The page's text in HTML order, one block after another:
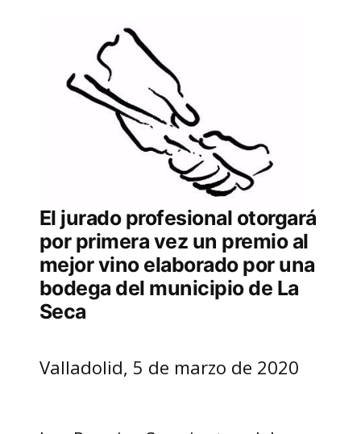
El jurado profesional otorgará
por primera vez un premio al
mejor vino elaborado por una
bodega del municipio de La
Seca
Valladolid, 5 de marzo de 2020